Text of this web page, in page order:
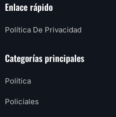
Enlace rápido
Política De Privacidad
Categorías principales
Política
Policiales